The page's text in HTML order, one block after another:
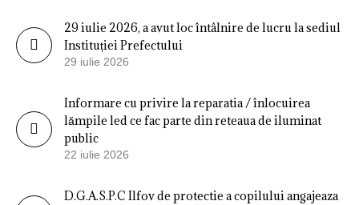
29 iulie 2026, a avut loc întâlnire de lucru la sediul
Instituției Prefectului
29 iulie 2026
Informare cu privire la reparatia / înlocuirea
lămpile led ce fac parte din reteaua de iluminat
public
22 iulie 2026
D.G.A.S.P.C Ilfov de protectie a copilului angajeaza